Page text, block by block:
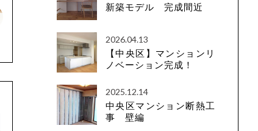
新築モデル 完成間近
2026.04.13
【中央区】マンションリ
ノベーション完成！
2025.12.14
中央区マンション断熱工
事 壁編